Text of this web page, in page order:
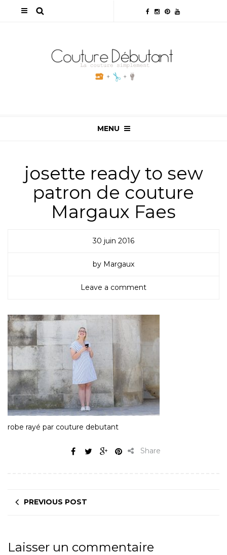
MENU
josette ready to sew
patron de couture
Margaux Faes
30 juin 2016
by Margaux
Leave a comment
robe rayé par couture debutant
Share
PREVIOUS POST
Laisser un commentaire